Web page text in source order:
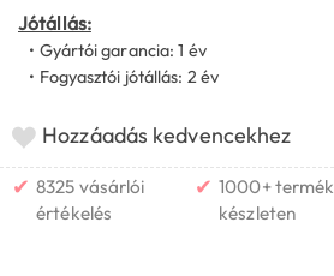
Jótállás:
• Gyártói garancia: 1 év
• Fogyasztói jótállás: 2 év
Hozzáadás kedvencekhez
✔ 8325 vásárlói
értékelés
✔ 1000+ termék
készleten